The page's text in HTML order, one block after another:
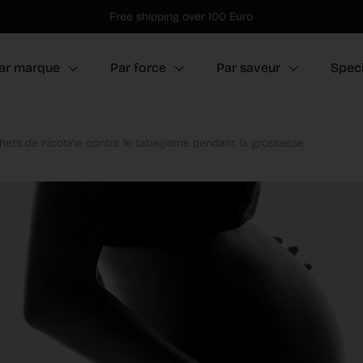
Free shipping over 100 Euro
marque Par force Par saveur
de nicotine contre le tabagisme pendant la grossesse